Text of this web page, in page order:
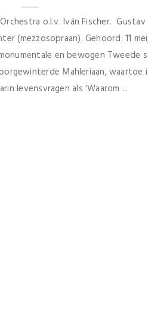
o.l.v. Iván Fischer.
(mezzosopraan). Gehoord: 11
en bewogen Tweede
Mahleriaan,
levensvragen als ‘Waarom ...